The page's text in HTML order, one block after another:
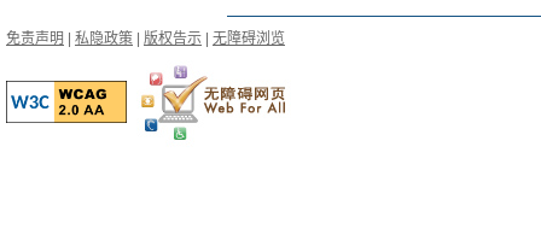
免责声明 私隐政策 版权告示 无障碍浏览